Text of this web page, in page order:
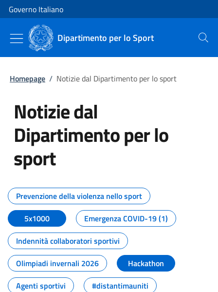
Vai al contenuto
Vai alla navigazione del sito
Governo Italiano
Dipartimento per lo Sport Cerca
Homepage / Notizie dal Dipartimento per lo sport
Notizie dal
Dipartimento per lo
sport
Tutti i contenuti della pagina
Prevenzione della violenza nello sport
5x1000
Emergenza COVID-19 (1)
Indennità collaboratori sportivi
Olimpiadi invernali 2026
Hackathon
Agenti sportivi
#distantimauniti